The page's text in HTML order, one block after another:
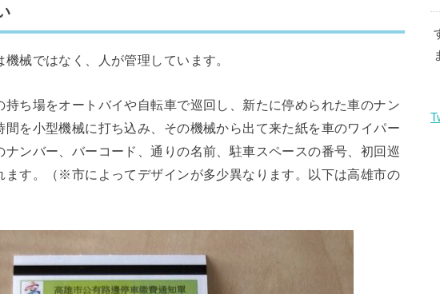
械ではなく、人が管理しています。
ち場をオートバイや自転車で巡回し、新たに停められた車のナン
を小型機械に打ち込み、その機械から出て来た紙を車のワイパー
ンバー、バーコード、通りの名前、駐車スペースの番号、初回巡
ます。（※市によってデザインが多少異なります。以下は高雄市の